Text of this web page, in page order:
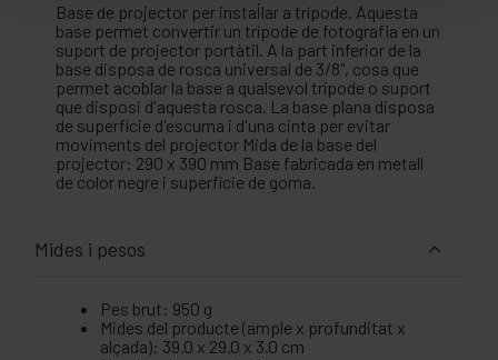
Base de projector per instal·lar a trípode. Aquesta
base permet convertir un trípode de fotografia en un
suport de projector portàtil. A la part inferior de la
base disposa de rosca universal de 3/8", cosa que
permet acoblar la base a qualsevol trípode o suport
que disposi d'aquesta rosca. La base plana disposa
de superfície d'escuma i d'una cinta per evitar
moviments del projector Mida de la base del
projector: 290 x 390 mm Base fabricada en metall
de color negre i superfície de goma.
Mides i pesos
Pes brut: 950 g
Mides del producte (ample x profunditat x
alçada): 39.0 x 29.0 x 3.0 cm